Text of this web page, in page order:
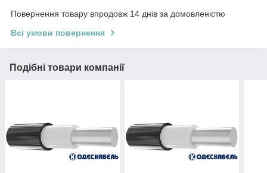
Повернення товару впродовж 14 днів за домовленістю
Всі умови повернення
Подібні товари компанії